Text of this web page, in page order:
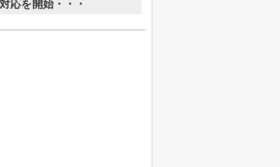
応を開始・・・